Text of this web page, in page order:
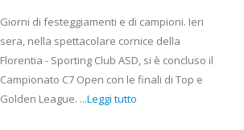
Giorni di festeggiamenti e di campioni. Ieri
sera, nella spettacolare cornice della
Florentia - Sporting Club ASD, si è concluso il
Campionato C7 Open con le finali di Top e
Golden League. ...Leggi tutto